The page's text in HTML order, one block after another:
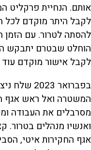
אותם. הנחיית פרקליט
לקבל היתר מוקדם
להסתה לטרור. עם הזמן
הוחלט שבטרם יתבקש
לקבל אישור מוקדם
בפברואר
המשטרה ואל ראש אגף
מסרבלים את העבודה
ואנשיו מנהלים
אגף החקירות איטי,